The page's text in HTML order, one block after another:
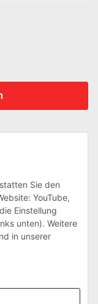
Sie den
YouTube,
Einstellung
unten). Weitere
in unserer